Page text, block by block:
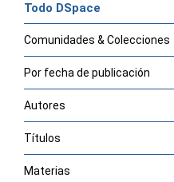
Todo DSpace
Comunidades & Colecciones
Por fecha de publicación
Autores
Títulos
Materias